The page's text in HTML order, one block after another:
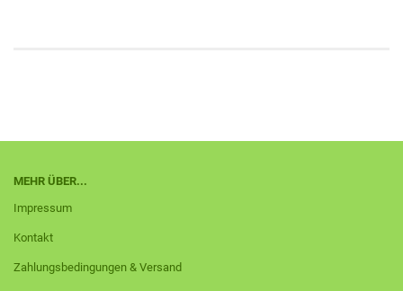
MEHR ÜBER...
Impressum
Kontakt
Zahlungsbedingungen & Versand